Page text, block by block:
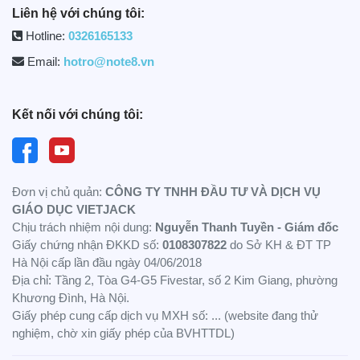
học.
Khả năng tự nghiên cứu và giải quyết vấn đề.
Kỹ năng phối hợp tổ chức kỳ kiểm tra của nhà trường.
Bên cạnh đó, nhân viên giáo vụ cần nắm vững đường
nước và các quy định đối với vị trí giáo vụ.
Lộ trình thăng tiến của Chuyên viên quản lý
giáo dục
Số năm kinh nghiệm
0 - 3 năm Nhân
Liên hệ với chúng tôi:
Hotline: 0326165133
Email: hotro@note8.vn
Kết nối với chúng tôi:
Đơn vị chủ quản: CÔNG TY TNHH ĐẦU TƯ VÀ DỊCH VỤ
GIÁO DỤC VIETJACK
Chịu trách nhiệm nội dung: Nguyễn Thanh Tuyền - Giám đốc
Giấy chứng nhận ĐKKD số: 0108307822 do Sở KH & ĐT TP
Hà Nội cấp lần đầu ngày 04/06/2018
Địa chỉ: Tầng 2, Tòa G4-G5 Fivestar, số 2 Kim Giang, phường
Khương Đình, Hà Nội.
Giấy phép cung cấp dịch vụ MXH số: ... (website đang thử
nghiệm, chờ xin giấy phép của BVHTTDL)